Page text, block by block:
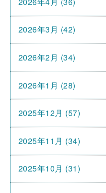
2026年3月 (42)
2026年2月 (34)
2026年1月 (28)
2025年12月 (57)
2025年11月 (34)
2025年10月 (31)